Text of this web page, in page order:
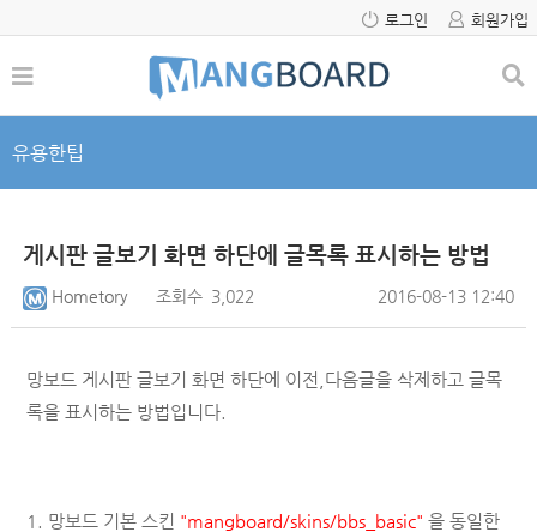
로그인 회원가입
유용한팁
게시판 글보기 화면 하단에 글목록 표시하는 방법
Hometory 조회수 3,022 2016-08-13 12:40
망보드 게시판 글보기 화면 하단에 이전,다음글을 삭제하고 글목
록을 표시하는 방법입니다.
1. 망보드 기본 스킨 "mangboard/skins/bbs_basic" 을 동일한